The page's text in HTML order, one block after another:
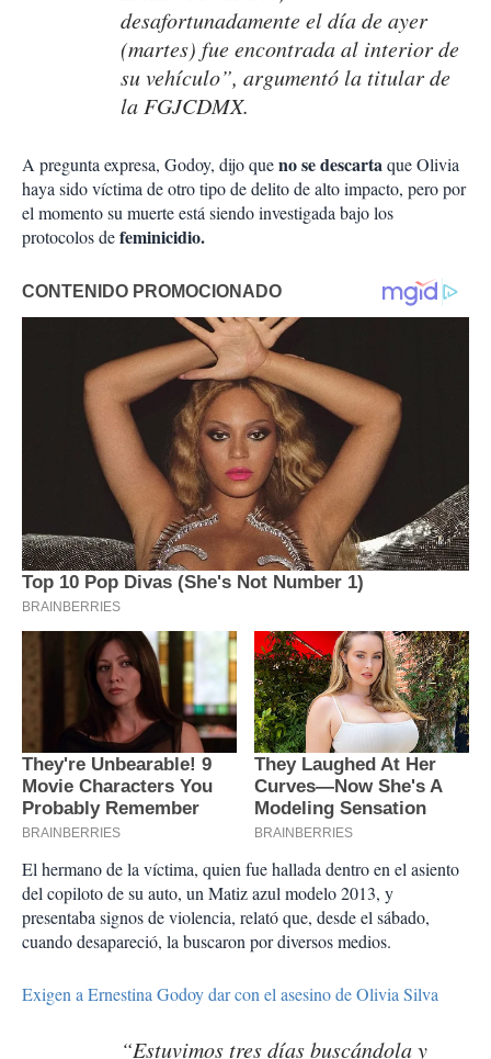
desafortunadamente el día de ayer
(martes) fue encontrada al interior de
su vehículo”, argumentó la titular de
la FGJCDMX.
A pregunta expresa, Godoy, dijo queno se descartaque Olivia
haya sido víctima de otro tipo de delito de alto impacto, pero por
el momento su muerte está siendo investigada bajo los
protocolos defeminicidio.
El hermano de la víctima, quien fue hallada dentro en el asiento
del copiloto de su auto, un Matiz azul modelo 2013, y
presentaba signos de violencia, relató que, desde el sábado,
cuando desapareció, la buscaron por diversos medios.
Exigen a Ernestina Godoy dar con el asesino de Olivia Silva
“Estuvimos tres días buscándola y